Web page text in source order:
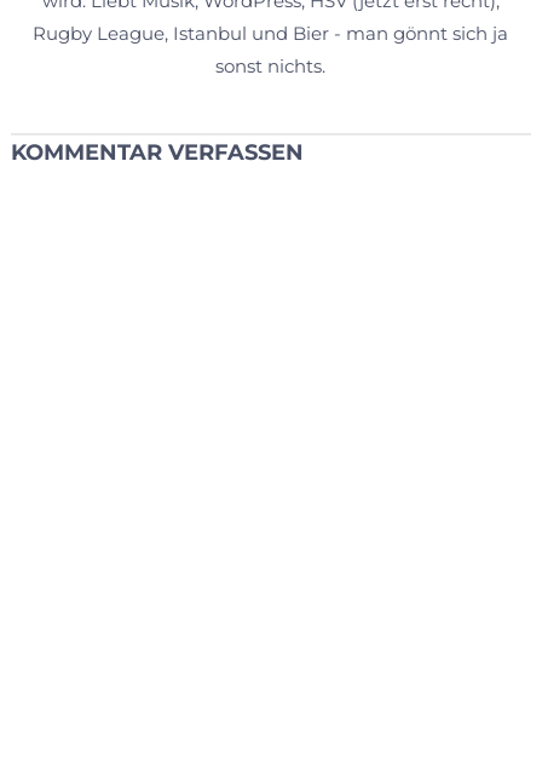
Rugby League, Istanbul und Bier - man gönnt sich ja
sonst nichts.
KOMMENTAR VERFASSEN